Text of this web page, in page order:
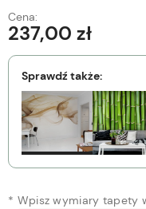
Cena:
237,00 zł
Sprawdź także:
* Wpisz wymiary tapety